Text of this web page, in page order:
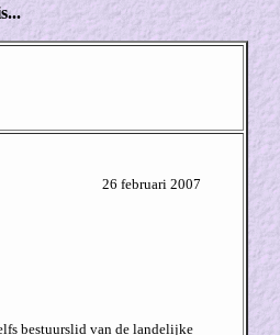
26 februari 2007
bestuurslid van de landelijke